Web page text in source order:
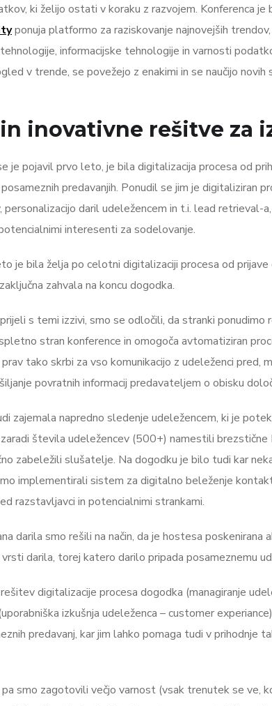
ki želijo ostati v koraku z razvojem. Konferenca
ponuja platformo za raziskovanje najnovejših
informacijske tehnologije in varnosti
v trende, se povežejo z enakimi in se naučijo
inovativne rešitve za
je pojavil prvo leto, je bila digitalizacija procesa od
predavanjih. Ponudil se jim je digitaliziran
personalizacijo daril udeležencem in t.i. lead
interesenti za sodelovanje.
je bila želja po celotni digitalizaciji procesa od
zahvala na koncu dogodka.
s temi izzivi, smo se odločili, da stranki
stran konference in omogoča avtomatiziran
tako skrbi za vso komunikacijo z udeleženci pred,
povratnih informacij predavateljem o obisku
zajemala napredno sledenje udeležencem, ki je
števila udeležencev (500+) namestili
zabeležili slušatelje. Na dogodku je bilo tudi kar
implementirali sistem za digitalno beleženje
razstavljavci in potencialnimi strankami.
darila smo rešili na način, da je hostesa
darila, torej katero darilo pripada posameznemu
digitalizacije procesa dogodka (managiranje
izkušnja udeleženca – customer
predavanj, kar jim lahko pomaga tudi v prihodnje
pa smo zagotovili večjo varnost (vsak trenutek se ve,